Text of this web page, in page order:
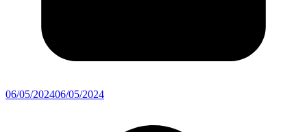
06/05/202406/05/2024